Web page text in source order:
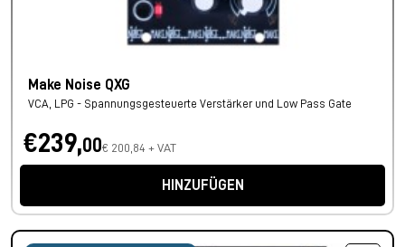
Make Noise QXG
VCA, LPG - Spannungsgesteuerte Verstärker und Low Pass Gate
€239,00€ 200,84 + VAT
HINZUFÜGEN